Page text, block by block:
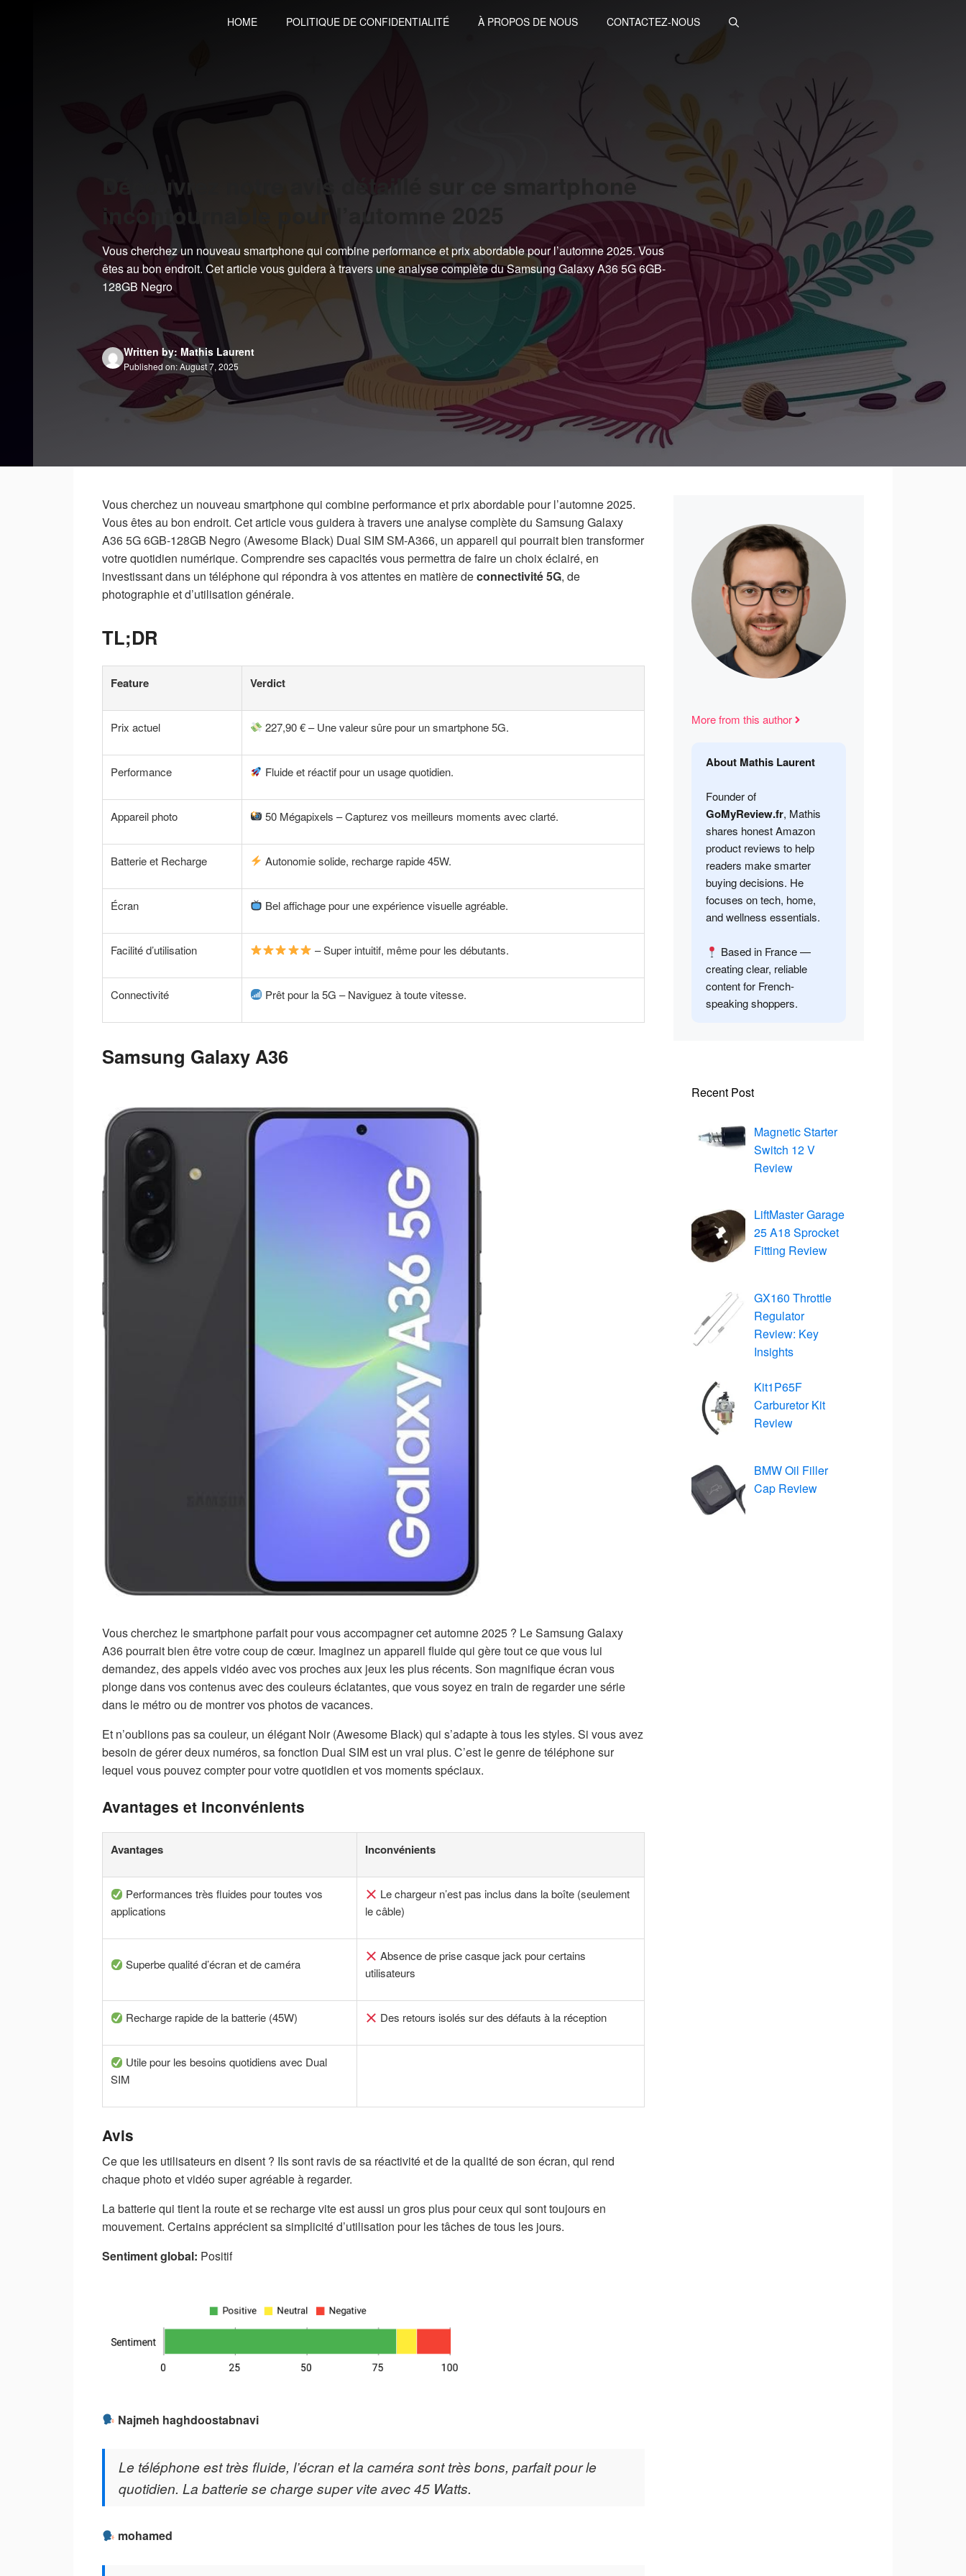
HOME POLITIQUE DE CONFIDENTIALITÉ À PROPOS DE NOUS CONTACTEZ-NOUS
Découvrez notre avis détaillé sur ce smartphone
incontournable pour l’automne 2025
Vous cherchez un nouveau smartphone qui combine performance et prix abordable pour l’automne 2025. Vous
êtes au bon endroit. Cet article vous guidera à travers une analyse complète du Samsung Galaxy A36 5G 6GB-
128GB Negro
Written by: Mathis Laurent
Published on: August 7, 2025
Vous cherchez un nouveau smartphone qui combine performance et prix abordable pour l’automne 2025.
Vous êtes au bon endroit. Cet article vous guidera à travers une analyse complète du Samsung Galaxy
A36 5G 6GB-128GB Negro (Awesome Black) Dual SIM SM-A366, un appareil qui pourrait bien transformer
votre quotidien numérique. Comprendre ses capacités vous permettra de faire un choix éclairé, en
investissant dans un téléphone qui répondra à vos attentes en matière deconnectivité 5G, de
photographie et d’utilisation générale.
TL;DR
Feature Verdict
Prix actuel 227,90 € – Une valeur sûre pour un smartphone 5G.
Performance Fluide et réactif pour un usage quotidien.
Appareil photo 50 Mégapixels – Capturez vos meilleurs moments avec clarté.
Batterie et Recharge Autonomie solide, recharge rapide 45W.
Écran Bel affichage pour une expérience visuelle agréable.
Facilité d’utilisation – Super intuitif, même pour les débutants.
Connectivité Prêt pour la 5G – Naviguez à toute vitesse.
Samsung Galaxy A36
Vous cherchez le smartphone parfait pour vous accompagner cet automne 2025 ? Le Samsung Galaxy
A36 pourrait bien être votre coup de cœur. Imaginez un appareil fluide qui gère tout ce que vous lui
demandez, des appels vidéo avec vos proches aux jeux les plus récents. Son magnifique écran vous
plonge dans vos contenus avec des couleurs éclatantes, que vous soyez en train de regarder une série
dans le métro ou de montrer vos photos de vacances.
Et n’oublions pas sa couleur, un élégant Noir (Awesome Black) qui s’adapte à tous les styles. Si vous avez
besoin de gérer deux numéros, sa fonction Dual SIM est un vrai plus. C’est le genre de téléphone sur
lequel vous pouvez compter pour votre quotidien et vos moments spéciaux.
Avantages et inconvénients
Avantages Inconvénients
Performances très fluides pour toutes vos
applications
Le chargeur n’est pas inclus dans la boîte (seulement
le câble)
Superbe qualité d’écran et de caméra
Absence de prise casque jack pour certains
utilisateurs
Recharge rapide de la batterie (45W) Des retours isolés sur des défauts à la réception
Utile pour les besoins quotidiens avec Dual
SIM
Avis
Ce que les utilisateurs en disent ? Ils sont ravis de sa réactivité et de la qualité de son écran, qui rend
chaque photo et vidéo super agréable à regarder.
La batterie qui tient la route et se recharge vite est aussi un gros plus pour ceux qui sont toujours en
mouvement. Certains apprécient sa simplicité d’utilisation pour les tâches de tous les jours.
Sentiment global: Positif
Najmeh haghdoostabnavi
Le téléphone est très fluide, l’écran et la caméra sont très bons, parfait pour le
quotidien. La batterie se charge super vite avec 45 Watts.
mohamed
More from this author
About Mathis Laurent
Founder of
GoMyReview.fr, Mathis
shares honest Amazon
product reviews to help
readers make smarter
buying decisions. He
focuses on tech, home,
and wellness essentials.
Based in France —
creating clear, reliable
content for French-
speaking shoppers.
Recent Post
Magnetic Starter
Switch 12 V
Review
LiftMaster Garage
25 A18 Sprocket
Fitting Review
GX160 Throttle
Regulator
Review: Key
Insights
Kit1P65F
Carburetor Kit
Review
BMW Oil Filler
Cap Review